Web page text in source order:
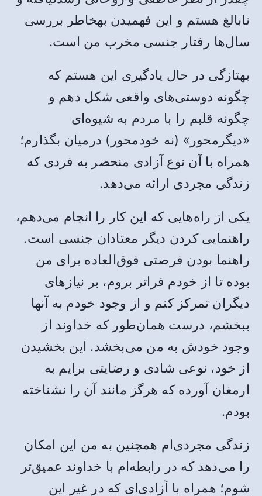
نابالغ هستم و این فهمیدن بهخاطر بررسی
سال‌ها رفتار جنسی مخرب من است.
بهتازگی در حال یادگیری این هستم که
چگونه دوستی‌های واقعی شکل دهم و
چگونه قلبم را با مردم به شیوه‌ای
«دیگرمحور» (نه خودمحور) درمیان بگذارم؛
همراه با آن نوع آزادی منحصر به فردی که
زندگی مجردی ارائه می‌دهد.
یکی از راه‌هایی که این کار را انجام می‌دهم،
راهنمایی کردن دیگر معتادان جنسی است.
راهنما بودن فرصتی فوق‌العاده برای من
بوده تا از خودم فراتر بروم، بر نیازهای
دیگران تمرکز کنم و از وجود خودم به آنها
ببخشم، درست همان‌طور که خداوند از
وجود خودش به من می‌بخشد. این بخشیدن
از خود، نوعی شادی و رضایتی برایم به
ارمغان آورده که هرگز مانند آن را نشناخته
بودم.
زندگی مجردی‌ام همچنین به من این امکان
را می‌دهد که در رابطه‌ام با خداوند عمیق‌تر
شوم؛ همراه با آزادی‌ای که در غیر این